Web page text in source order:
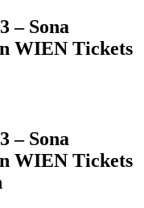
– Sona
WIEN Tickets
– Sona
WIEN Tickets